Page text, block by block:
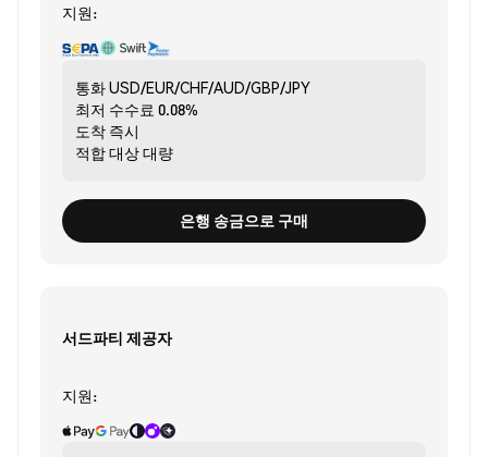
지원:
통화USD/EUR/CHF/AUD/GBP/JPY
최저 수수료 0.08%
도착 즉시
적합 대상대량
은행 송금으로 구매
서드파티 제공자
지원: